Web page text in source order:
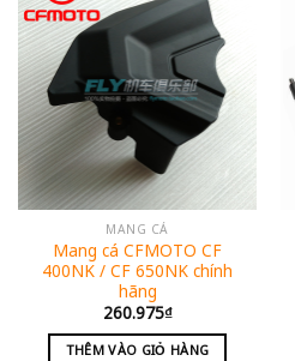
MANG CÁ
Mang cá CFMOTO CF
400NK / CF 650NK chính
hãng
260.975₫
THÊM VÀO GIỎ HÀNG